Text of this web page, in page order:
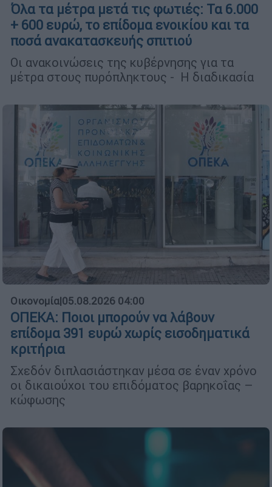
Όλα τα μέτρα μετά τις φωτιές: Τα 6.000
+ 600 ευρώ, το επίδομα ενοικίου και τα
ποσά ανακατασκευής σπιτιού
Οι ανακοινώσεις της κυβέρνησης για τα
μέτρα στους πυρόπληκτους - Η διαδικασία
Οικονομία|05.08.2026 04:00
ΟΠΕΚΑ: Ποιοι μπορούν να λάβουν
επίδομα 391 ευρώ χωρίς εισοδηματικά
κριτήρια
Σχεδόν διπλασιάστηκαν μέσα σε έναν χρόνο
οι δικαιούχοι του επιδόματος βαρηκοΐας –
κώφωσης